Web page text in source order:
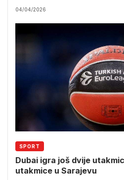
04/04/2026
SPORT
Dubai igra još dvije
utakmice u Sarajevu